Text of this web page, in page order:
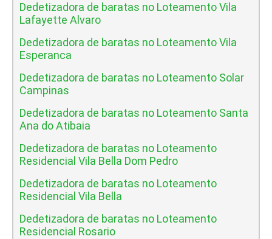
Dedetizadora de baratas no Loteamento Vila
Lafayette Alvaro
Dedetizadora de baratas no Loteamento Vila
Esperanca
Dedetizadora de baratas no Loteamento Solar
Campinas
Dedetizadora de baratas no Loteamento Santa
Ana do Atibaia
Dedetizadora de baratas no Loteamento
Residencial Vila Bella Dom Pedro
Dedetizadora de baratas no Loteamento
Residencial Vila Bella
Dedetizadora de baratas no Loteamento
Residencial Rosario